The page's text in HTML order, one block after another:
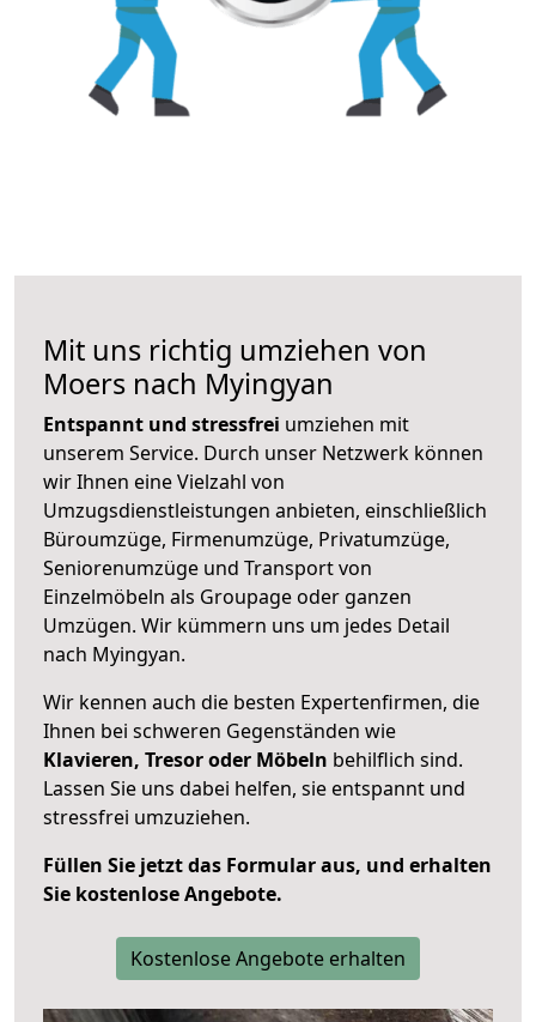
Mit uns richtig umziehen von
Moers nach Myingyan
Entspannt und stressfrei umziehen mit
unserem Service. Durch unser Netzwerk können
wir Ihnen eine Vielzahl von
Umzugsdienstleistungen anbieten, einschließlich
Büroumzüge, Firmenumzüge, Privatumzüge,
Seniorenumzüge und Transport von
Einzelmöbeln als Groupage oder ganzen
Umzügen. Wir kümmern uns um jedes Detail
nach Myingyan.
Wir kennen auch die besten Expertenfirmen, die
Ihnen bei schweren Gegenständen wie
Klavieren, Tresor oder Möbeln behilflich sind.
Lassen Sie uns dabei helfen, sie entspannt und
stressfrei umzuziehen.
Füllen Sie jetzt das Formular aus, und erhalten
Sie kostenlose Angebote.
Kostenlose Angebote erhalten